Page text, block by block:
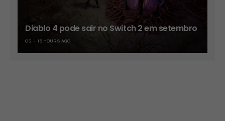
Diablo 4 pode sair no Switch 2 em setembro
OS 19 HOURS AGO